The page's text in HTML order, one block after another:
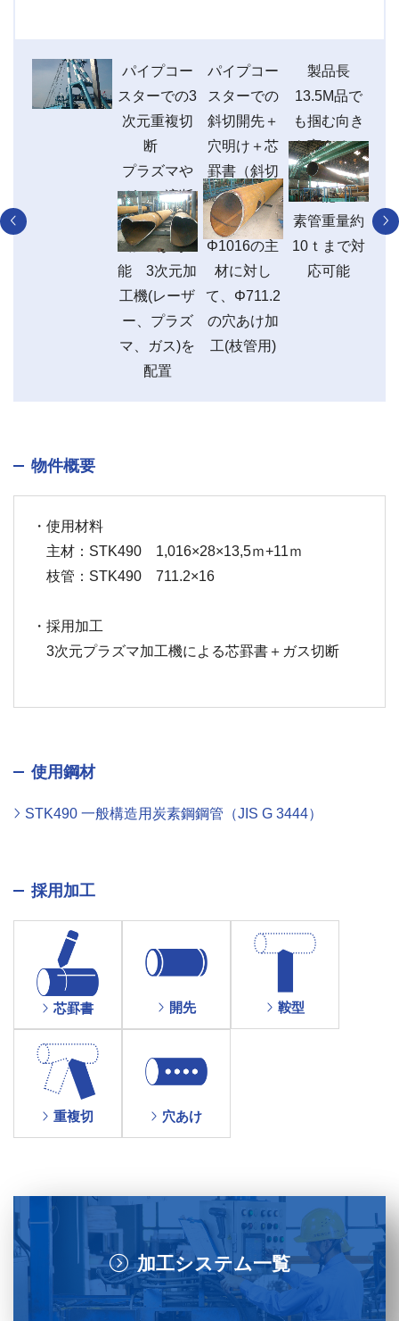
船上クレー
ン完成写真
パイプコー
スターでの3
次元重複切
断
プラズマや
ガスで溶断
し、複雑な
加工が可
能 3次元加
工機(レーザ
ー、プラズ
マ、ガス)を
配置
パイプコー
スターでの
斜切開先＋
穴明け＋芯
罫書（斜切
り部の開先
も可能)
Φ1016の主
材に対し
て、Φ711.2
の穴あけ加
工(枝管用)
製品長
13.5M品で
も掴む向き
を変えるこ
とで加工可
能
素管重量約
10ｔまで対
応可能
法
物件概要
・使用材料
主材：STK490 1,016×28×13,5ｍ+11ｍ
枝管：STK490 711.2×16
・採用加工
3次元プラズマ加工機による芯罫書＋ガス切断
使用鋼材
STK490 一般構造用炭素鋼鋼管（JIS G 3444）
採用加工
芯罫書 開先 鞍型
重複切 穴あけ
加工システム一覧